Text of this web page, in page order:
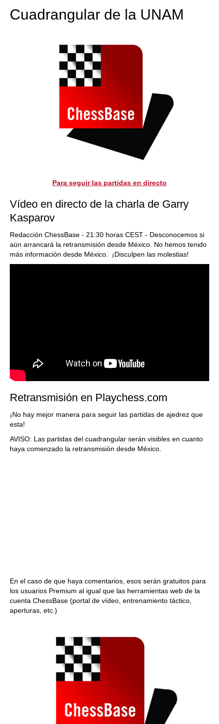
Cuadrangular de la UNAM
Para seguir las partidas en directo
Vídeo en directo de la charla de Garry
Kasparov
Redacción ChessBase - 21:30 horas CEST - Desconocemos si
aún arrancará la retransmisión desde México. No hemos tenido
más información desde México. ¡Disculpen las molestias!
Retransmisión en Playchess.com
¡No hay mejor manera para seguir las partidas de ajedrez que
esta!
AVISO: Las partidas del cuadrangular serán visibles en cuanto
haya comenzado la retransmisión desde México.
En el caso de que haya comentarios, esos serán gratuitos para
los usuarios Premium al igual que las herramientas web de la
cuenta ChessBase (portal de vídeo, entrenamiento táctico,
aperturas, etc.)